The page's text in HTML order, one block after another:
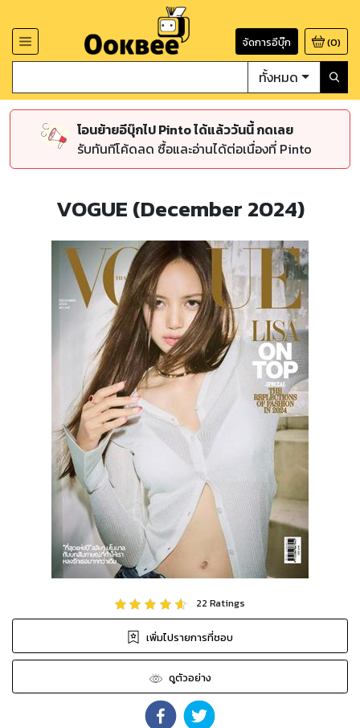
จัดการอีบุ๊ก (0)
ทั้งหมด
โอนย้ายอีบุ๊กไป Pinto ได้แล้ววันนี้ กดเลย
รับทันทีโค้ดลด ซื้อและอ่านได้ต่อเนื่องที่ Pinto
VOGUE (December 2024)
22Ratings
เพิ่มไปรายการที่ชอบ
ดูตัวอย่าง